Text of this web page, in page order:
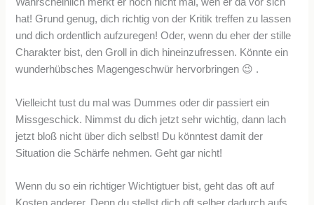
Wahrscheinlich merkt er noch nicht mal, wen er da vor sich
hat! Grund genug, dich richtig von der Kritik treffen zu lassen
und dich ordentlich aufzuregen! Oder, wenn du eher der stille
Charakter bist, den Groll in dich hineinzufressen. Könnte ein
wunderhübsches Magengeschwür hervorbringen 😉 .
Vielleicht tust du mal was Dummes oder dir passiert ein
Missgeschick. Nimmst du dich jetzt sehr wichtig, dann lach
jetzt bloß nicht über dich selbst! Du könntest damit der
Situation die Schärfe nehmen. Geht gar nicht!
Wenn du so ein richtiger Wichtigtuer bist, geht das oft auf